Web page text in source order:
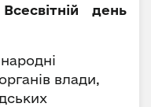
день
влади,